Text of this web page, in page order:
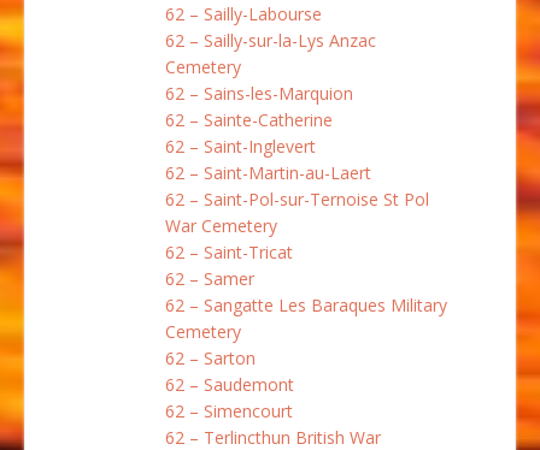
62 – Sailly-Labourse
62 – Sailly-sur-la-Lys Anzac
Cemetery
62 – Sains-les-Marquion
62 – Sainte-Catherine
62 – Saint-Inglevert
62 – Saint-Martin-au-Laert
62 – Saint-Pol-sur-Ternoise St Pol
War Cemetery
62 – Saint-Tricat
62 – Samer
62 – Sangatte Les Baraques Military
Cemetery
62 – Sarton
62 – Saudemont
62 – Simencourt
62 – Terlincthun British War